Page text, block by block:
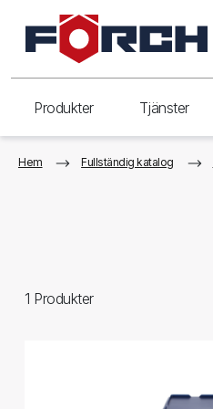
Produkter Tjänster
Hem Fullständig katalog
1 Produkter